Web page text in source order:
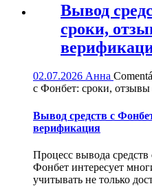
Вывод
сроки,
02.07.2026 Анна
с Фонбет: сроки,
Вывод средств с
верификация
Процесс вывода
Фонбет интересует
учитывать не только